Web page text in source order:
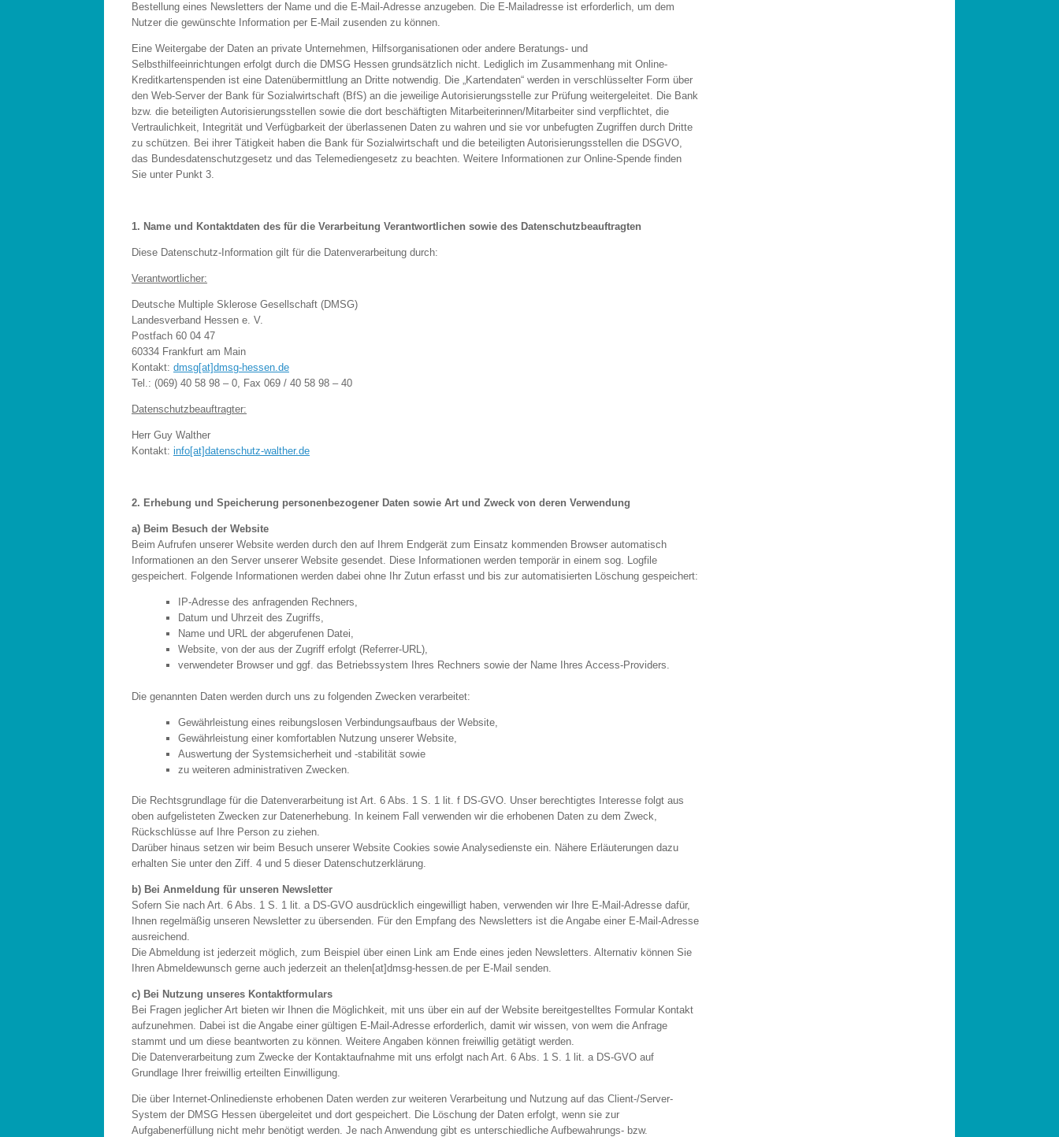
Bestellung eines Newsletters der Name und die E-Mail-Adresse anzugeben. Die E-Mailadresse ist erforderlich, um dem
Nutzer die gewünschte Information per E-Mail zusenden zu können.
Eine Weitergabe der Daten an private Unternehmen, Hilfsorganisationen oder andere Beratungs- und
Selbsthilfeeinrichtungen erfolgt durch die DMSG Hessen grundsätzlich nicht. Lediglich im Zusammenhang mit Online-
Kreditkartenspenden ist eine Datenübermittlung an Dritte notwendig. Die „Kartendaten“ werden in verschlüsselter Form über
den Web-Server der Bank für Sozialwirtschaft (BfS) an die jeweilige Autorisierungsstelle zur Prüfung weitergeleitet. Die Bank
bzw. die beteiligten Autorisierungsstellen sowie die dort beschäftigten Mitarbeiterinnen/Mitarbeiter sind verpflichtet, die
Vertraulichkeit, Integrität und Verfügbarkeit der überlassenen Daten zu wahren und sie vor unbefugten Zugriffen durch Dritte
zu schützen. Bei ihrer Tätigkeit haben die Bank für Sozialwirtschaft und die beteiligten Autorisierungsstellen die DSGVO,
das Bundesdatenschutzgesetz und das Telemediengesetz zu beachten. Weitere Informationen zur Online-Spende finden
Sie unter Punkt 3.
1. Name und Kontaktdaten des für die Verarbeitung Verantwortlichen sowie des Datenschutzbeauftragten
Diese Datenschutz-Information gilt für die Datenverarbeitung durch:
Verantwortlicher:
Deutsche Multiple Sklerose Gesellschaft (DMSG)
Landesverband Hessen e. V.
Postfach 60 04 47
60334 Frankfurt am Main
Kontakt: dmsg[at]dmsg-hessen.de
Tel.: (069) 40 58 98 – 0, Fax 069 / 40 58 98 – 40
Datenschutzbeauftragter:
Herr Guy Walther
Kontakt: info[at]datenschutz-walther.de
2. Erhebung und Speicherung personenbezogener Daten sowie Art und Zweck von deren Verwendung
a) Beim Besuch der Website
Beim Aufrufen unserer Website werden durch den auf Ihrem Endgerät zum Einsatz kommenden Browser automatisch
Informationen an den Server unserer Website gesendet. Diese Informationen werden temporär in einem sog. Logfile
gespeichert. Folgende Informationen werden dabei ohne Ihr Zutun erfasst und bis zur automatisierten Löschung gespeichert:
IP-Adresse des anfragenden Rechners,
Datum und Uhrzeit des Zugriffs,
Name und URL der abgerufenen Datei,
Website, von der aus der Zugriff erfolgt (Referrer-URL),
verwendeter Browser und ggf. das Betriebssystem Ihres Rechners sowie der Name Ihres Access-Providers.
Die genannten Daten werden durch uns zu folgenden Zwecken verarbeitet:
Gewährleistung eines reibungslosen Verbindungsaufbaus der Website,
Gewährleistung einer komfortablen Nutzung unserer Website,
Auswertung der Systemsicherheit und -stabilität sowie
zu weiteren administrativen Zwecken.
Die Rechtsgrundlage für die Datenverarbeitung ist Art. 6 Abs. 1 S. 1 lit. f DS-GVO. Unser berechtigtes Interesse folgt aus
oben aufgelisteten Zwecken zur Datenerhebung. In keinem Fall verwenden wir die erhobenen Daten zu dem Zweck,
Rückschlüsse auf Ihre Person zu ziehen.
Darüber hinaus setzen wir beim Besuch unserer Website Cookies sowie Analysedienste ein. Nähere Erläuterungen dazu
erhalten Sie unter den Ziff. 4 und 5 dieser Datenschutzerklärung.
b) Bei Anmeldung für unseren Newsletter
Sofern Sie nach Art. 6 Abs. 1 S. 1 lit. a DS-GVO ausdrücklich eingewilligt haben, verwenden wir Ihre E-Mail-Adresse dafür,
Ihnen regelmäßig unseren Newsletter zu übersenden. Für den Empfang des Newsletters ist die Angabe einer E-Mail-Adresse
ausreichend.
Die Abmeldung ist jederzeit möglich, zum Beispiel über einen Link am Ende eines jeden Newsletters. Alternativ können Sie
Ihren Abmeldewunsch gerne auch jederzeit an thelen[at]dmsg-hessen.de per E-Mail senden.
c) Bei Nutzung unseres Kontaktformulars
Bei Fragen jeglicher Art bieten wir Ihnen die Möglichkeit, mit uns über ein auf der Website bereitgestelltes Formular Kontakt
aufzunehmen. Dabei ist die Angabe einer gültigen E-Mail-Adresse erforderlich, damit wir wissen, von wem die Anfrage
stammt und um diese beantworten zu können. Weitere Angaben können freiwillig getätigt werden.
Die Datenverarbeitung zum Zwecke der Kontaktaufnahme mit uns erfolgt nach Art. 6 Abs. 1 S. 1 lit. a DS-GVO auf
Grundlage Ihrer freiwillig erteilten Einwilligung.
Die über Internet-Onlinedienste erhobenen Daten werden zur weiteren Verarbeitung und Nutzung auf das Client-/Server-
System der DMSG Hessen übergeleitet und dort gespeichert. Die Löschung der Daten erfolgt, wenn sie zur
Aufgabenerfüllung nicht mehr benötigt werden. Je nach Anwendung gibt es unterschiedliche Aufbewahrungs- bzw.